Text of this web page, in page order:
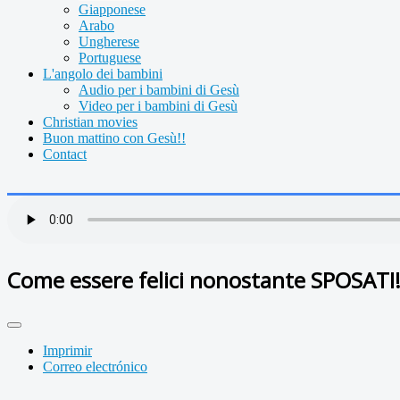
Giapponese
Arabo
Ungherese
Portuguese
L'angolo dei bambini
Audio per i bambini di Gesù
Video per i bambini di Gesù
Christian movies
Buon mattino con Gesù!!
Contact
Come essere felici nonostante SPOSATI!
Imprimir
Correo electrónico